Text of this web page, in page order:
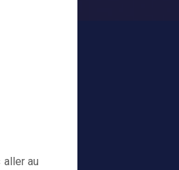
aller au